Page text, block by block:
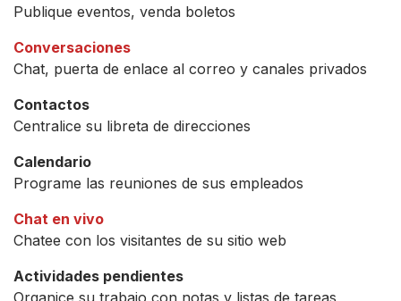
Publique eventos, venda boletos
Conversaciones
Chat, puerta de enlace al correo y canales privados
Contactos
Centralice su libreta de direcciones
Calendario
Programe las reuniones de sus empleados
Chat en vivo
Chatee con los visitantes de su sitio web
Actividades pendientes
Organice su trabajo con notas y listas de tareas